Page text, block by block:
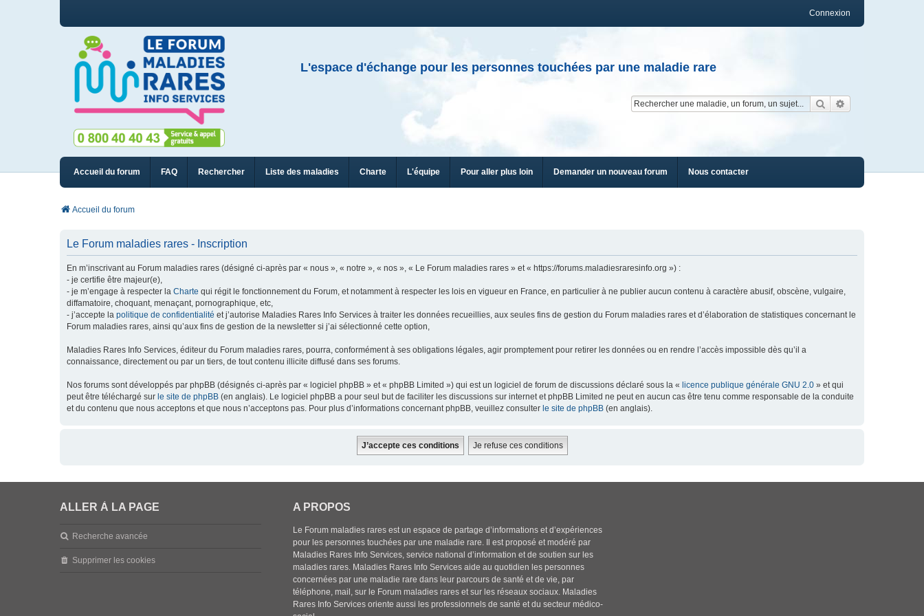
Connexion
L'espace d'échange pour les personnes touchées par une maladie rare
Rechercher
Accueil du forum FAQ Rechercher Liste des maladies Charte L'équipe Pour aller plus loin Demander un nouveau forum Nous contacter
Accueil du forum
Le Forum maladies rares - Inscription
En m’inscrivant au Forum maladies rares (désigné ci-après par « nous », « notre », « nos », « Le Forum maladies rares » et « https://forums.maladiesraresinfo.org ») :
- je certifie être majeur(e),
- je m’engage à respecter la Charte qui régit le fonctionnement du Forum, et notamment à respecter les lois en vigueur en France, en particulier à ne publier aucun contenu à caractère abusif, obscène, vulgaire,
diffamatoire, choquant, menaçant, pornographique, etc,
- j’accepte la politique de confidentialité et j’autorise Maladies Rares Info Services à traiter les données recueillies, aux seules fins de gestion du Forum maladies rares et d’élaboration de statistiques concernant le
Forum maladies rares, ainsi qu’aux fins de gestion de la newsletter si j’ai sélectionné cette option,
Maladies Rares Info Services, éditeur du Forum maladies rares, pourra, conformément à ses obligations légales, agir promptement pour retirer les données ou en rendre l’accès impossible dès qu’il a
connaissance, directement ou par un tiers, de tout contenu illicite diffusé dans ses forums.
Nos forums sont développés par phpBB (désignés ci-après par « logiciel phpBB » et « phpBB Limited ») qui est un logiciel de forum de discussions déclaré sous la « licence publique générale GNU 2.0 » et qui
peut être téléchargé sur le site de phpBB (en anglais). Le logiciel phpBB a pour seul but de faciliter les discussions sur internet et phpBB Limited ne peut en aucun cas être tenu comme responsable de la conduite
et du contenu que nous acceptons et que nous n’acceptons pas. Pour plus d’informations concernant phpBB, veuillez consulter le site de phpBB (en anglais).
ALLER À LA PAGE
Recherche avancée
Supprimer les cookies
A PROPOS
Le Forum maladies rares est un espace de partage d’informations et d’expériences
pour les personnes touchées par une maladie rare. Il est proposé et modéré par
Maladies Rares Info Services, service national d’information et de soutien sur les
maladies rares. Maladies Rares Info Services aide au quotidien les personnes
concernées par une maladie rare dans leur parcours de santé et de vie, par
téléphone, mail, sur le Forum maladies rares et sur les réseaux sociaux. Maladies
Rares Info Services oriente aussi les professionnels de santé et du secteur médico-